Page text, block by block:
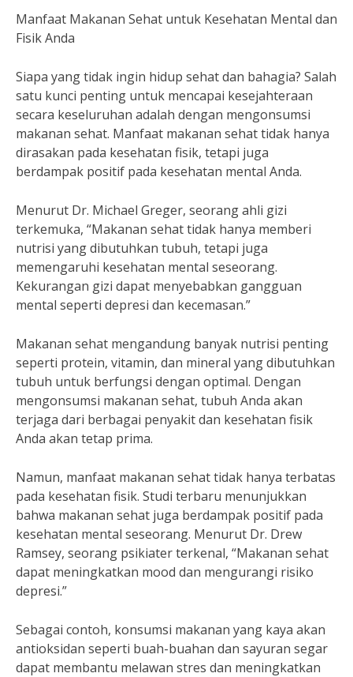
Manfaat Makanan Sehat untuk Kesehatan Mental dan
Fisik Anda
Siapa yang tidak ingin hidup sehat dan bahagia? Salah
satu kunci penting untuk mencapai kesejahteraan
secara keseluruhan adalah dengan mengonsumsi
makanan sehat. Manfaat makanan sehat tidak hanya
dirasakan pada kesehatan fisik, tetapi juga
berdampak positif pada kesehatan mental Anda.
Menurut Dr. Michael Greger, seorang ahli gizi
terkemuka, “Makanan sehat tidak hanya memberi
nutrisi yang dibutuhkan tubuh, tetapi juga
memengaruhi kesehatan mental seseorang.
Kekurangan gizi dapat menyebabkan gangguan
mental seperti depresi dan kecemasan.”
Makanan sehat mengandung banyak nutrisi penting
seperti protein, vitamin, dan mineral yang dibutuhkan
tubuh untuk berfungsi dengan optimal. Dengan
mengonsumsi makanan sehat, tubuh Anda akan
terjaga dari berbagai penyakit dan kesehatan fisik
Anda akan tetap prima.
Namun, manfaat makanan sehat tidak hanya terbatas
pada kesehatan fisik. Studi terbaru menunjukkan
bahwa makanan sehat juga berdampak positif pada
kesehatan mental seseorang. Menurut Dr. Drew
Ramsey, seorang psikiater terkenal, “Makanan sehat
dapat meningkatkan mood dan mengurangi risiko
depresi.”
Sebagai contoh, konsumsi makanan yang kaya akan
antioksidan seperti buah-buahan dan sayuran segar
dapat membantu melawan stres dan meningkatkan